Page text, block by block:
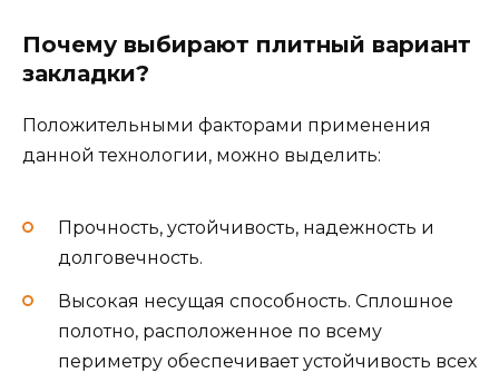
Почему выбирают плитный вариант
закладки?
Положительными факторами применения
данной технологии, можно выделить:
Прочность, устойчивость, надежность и
долговечность.
Высокая несущая способность. Сплошное
полотно, расположенное по всему
периметру обеспечивает устойчивость всех